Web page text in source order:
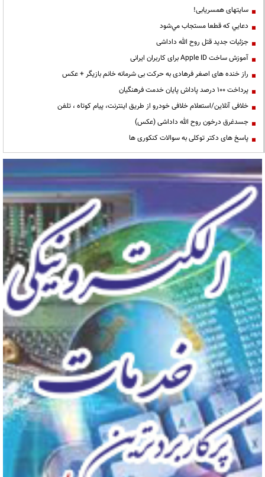
سایتهای همسریابی!
دعايي كه قطعا مستجاب مي‌شود
جزئیات جدید قتل روح الله داداشی
آموزش ساخت Apple ID برای کاربران ایرانی
راز خنده های اصغر فرهادی به حرکت بی شرمانه خانم بازیگر + عکس
پرداخت ۱۰۰ درصد پاداش پایان خدمت فرهنگیان
خلافی آنلاین/استعلام خلافی خودرو از طریق اینترنت، پیام کوتاه ، تلفن
جسدغرق درخون روح الله داداشی (عکس)
پاسخ های دکتر توکلی به سوالات کنکوری ها